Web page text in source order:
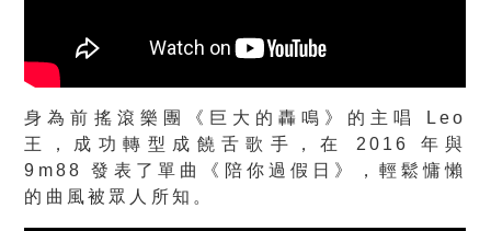
身為前搖滾樂團《巨大的轟鳴》的主唱 Leo
王，成功轉型成饒舌歌手，在 2016 年與
9m88 發表了單曲《陪你過假日》，輕鬆慵懶
的曲風被眾人所知。